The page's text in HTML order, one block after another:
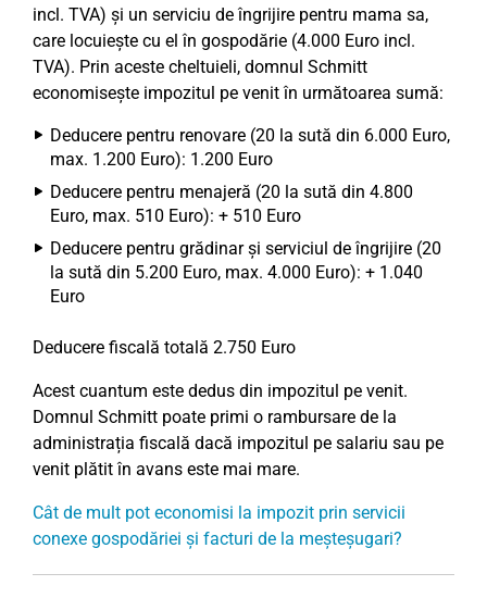
incl. TVA) și un serviciu de îngrijire pentru mama sa,
care locuiește cu el în gospodărie (4.000 Euro incl.
TVA). Prin aceste cheltuieli, domnul Schmitt
economisește impozitul pe venit în următoarea sumă:
Deducere pentru renovare (20 la sută din 6.000 Euro,
max. 1.200 Euro): 1.200 Euro
Deducere pentru menajeră (20 la sută din 4.800
Euro, max. 510 Euro): + 510 Euro
Deducere pentru grădinar și serviciul de îngrijire (20
la sută din 5.200 Euro, max. 4.000 Euro): + 1.040
Euro
Deducere fiscală totală 2.750 Euro
Acest cuantum este dedus din impozitul pe venit.
Domnul Schmitt poate primi o rambursare de la
administrația fiscală dacă impozitul pe salariu sau pe
venit plătit în avans este mai mare.
Cât de mult pot economisi la impozit prin servicii
conexe gospodăriei și facturi de la meșteșugari?